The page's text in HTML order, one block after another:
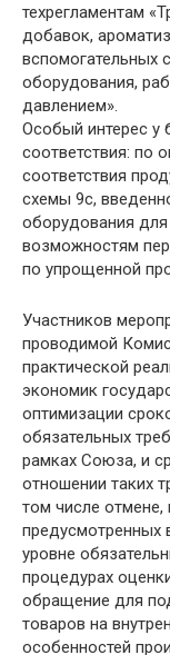
техрегламентам
добавок,
вспомогательных
оборудования,
давлением».
Особый интерес у
соответствия: по
соответствия
схемы 9с,
оборудования
возможностям
по упрощенной
Участников
проводимой
практической
экономик
оптимизации
обязательных
рамках Союза, и
отношении таких
том числе отмене,
предусмотренных
уровне
процедурах
обращение для
товаров на
особенностей